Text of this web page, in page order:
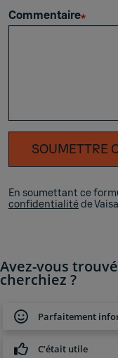
Commentaire
SOUMETTRE
En soumettant ce
confidentialitéde
Avez-vous
cherchiez ?
Parfaitement
C’était utile